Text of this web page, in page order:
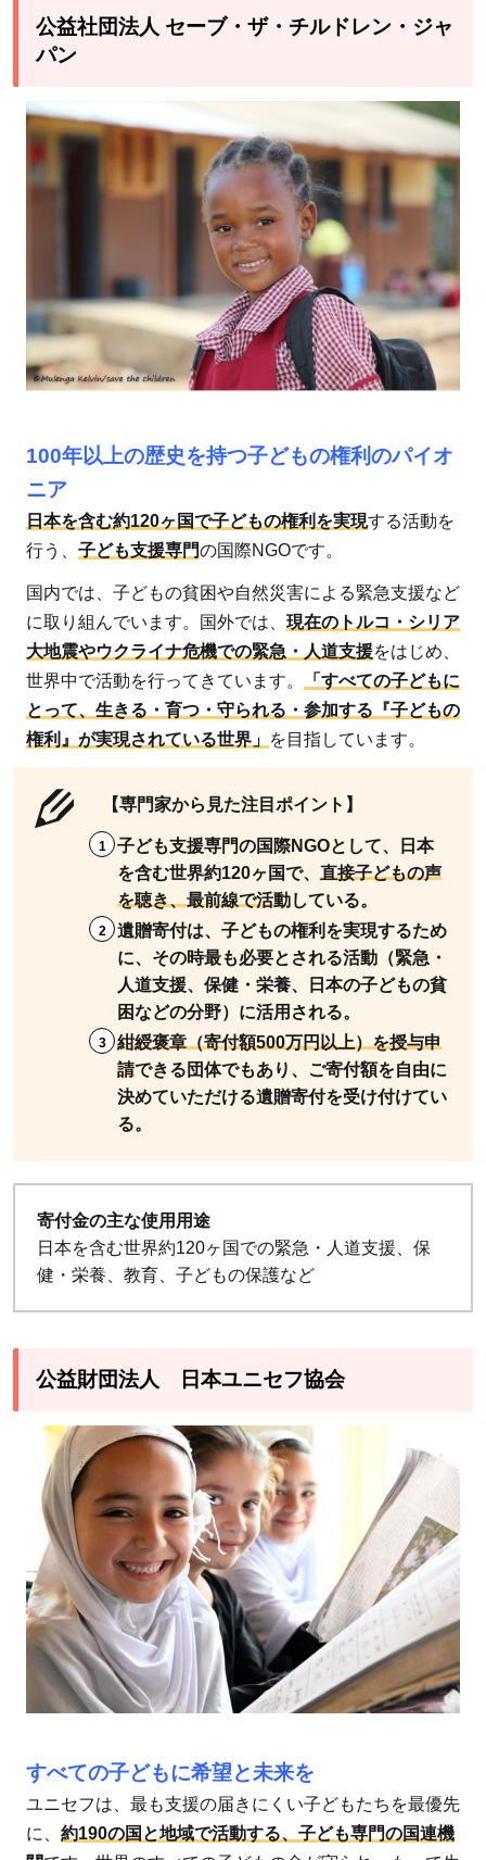
あ
る
質
問
公益社団法人 セーブ・ザ・チルドレン・ジャ
パン
100年以上の歴史を持つ子どもの権利のパイオ
ニア
日本を含む約120ヶ国で子どもの権利を実現する活動を
行う、 子ども支援専門の国際NGOです。
国内では、子どもの貧困や自然災害による緊急支援など
に取り組んでいます。国外では、 現在のトルコ・シリア
大地震やウクライナ危機での緊急・人道支援をはじめ、
世界中で活動を行ってきています。
「すべての子どもに
とって、生きる・育つ・守られる・参加する『子どもの
権利』が実現されている世界」 を目指しています。
【専門家から見た注目ポイント】
子ども支援専門の国際NGOとして、日本
を含む世界約120ヶ国で、直接子どもの声
を聴き、最前線で活動している。
遺贈寄付は、子どもの権利を実現するため
に、その時最も必要とされる活動（緊急・
人道支援、保健・栄養、日本の子どもの貧
困などの分野）に活用される。
紺綬褒章（寄付額500万円以上）を授与申
請できる団体でもあり、ご寄付額を自由に
決めていただける遺贈寄付を受け付けてい
る。
寄付金の主な使用用途
日本を含む世界約120ヶ国での緊急・人道支援、保
健・栄養、教育、子どもの保護など
公益財団法人 日本ユニセフ協会
すべての子どもに希望と未来を
ユニセフは、最も支援の届きにくい子どもたちを最優先
に、 約190の国と地域で活動する、子ども専門の国連機